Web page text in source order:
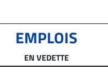
EMPLOIS
EN VEDETTE